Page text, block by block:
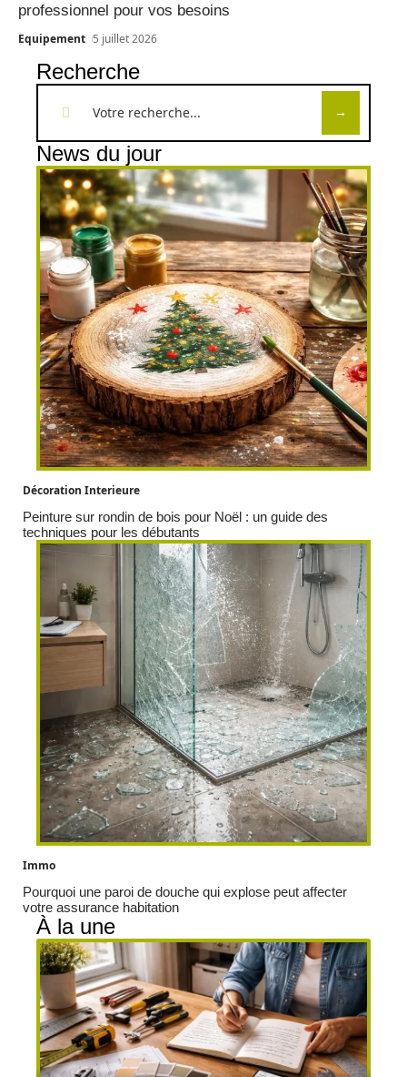
professionnel pour vos besoins
Equipement 5 juillet 2026
Recherche
News du jour
Décoration Interieure
Peinture sur rondin de bois pour Noël : un guide des
techniques pour les débutants
Immo
Pourquoi une paroi de douche qui explose peut affecter
votre assurance habitation
À la une